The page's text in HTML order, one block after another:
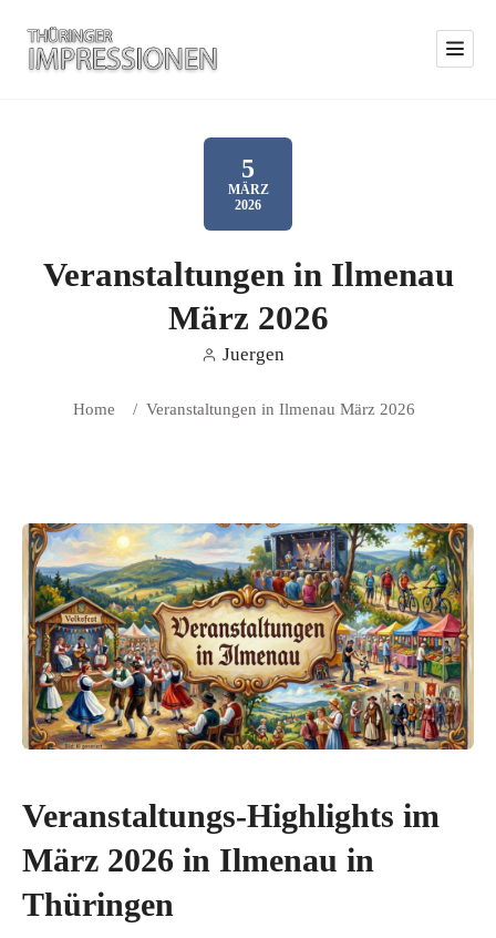
5
MÄRZ
2026
Veranstaltungen in Ilmenau
März 2026
Juergen
Home / Veranstaltungen in Ilmenau März 2026
Veranstaltungs-Highlights im
März 2026 in Ilmenau in
Thüringen